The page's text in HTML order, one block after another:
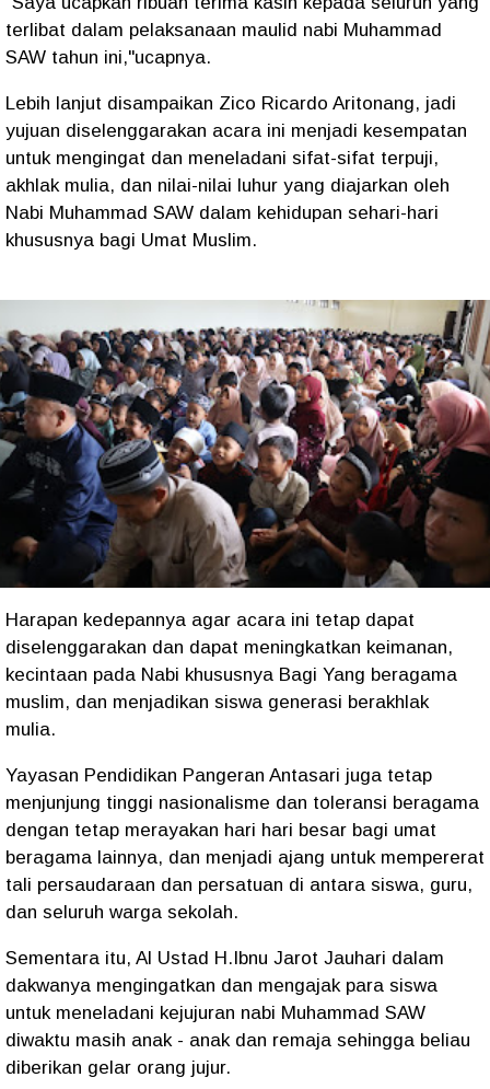
terlibat dalam pelaksanaan maulid nabi Muhammad
SAW tahun ini,"ucapnya.
Lebih lanjut disampaikan Zico Ricardo Aritonang, jadi
yujuan diselenggarakan acara ini menjadi kesempatan
untuk mengingat dan meneladani sifat-sifat terpuji,
akhlak mulia, dan nilai-nilai luhur yang diajarkan oleh
Nabi Muhammad SAW dalam kehidupan sehari-hari
khususnya bagi Umat Muslim.
Harapan kedepannya agar acara ini tetap dapat
diselenggarakan dan dapat meningkatkan keimanan,
kecintaan pada Nabi khususnya Bagi Yang beragama
muslim, dan menjadikan siswa generasi berakhlak
mulia.
Yayasan Pendidikan Pangeran Antasari juga tetap
menjunjung tinggi nasionalisme dan toleransi beragama
dengan tetap merayakan hari hari besar bagi umat
beragama lainnya, dan menjadi ajang untuk mempererat
tali persaudaraan dan persatuan di antara siswa, guru,
dan seluruh warga sekolah.
Sementara itu, Al Ustad H.Ibnu Jarot Jauhari dalam
dakwanya mengingatkan dan mengajak para siswa
untuk meneladani kejujuran nabi Muhammad SAW
diwaktu masih anak - anak dan remaja sehingga beliau
diberikan gelar orang jujur.